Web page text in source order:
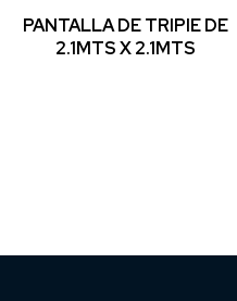
PANTALLA DE TRIPIE DE
2.1MTS X 2.1MTS